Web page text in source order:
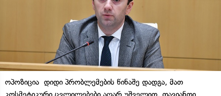
ოპოზიცია დიდი პრობლემების წინაშე დადგა, მათ